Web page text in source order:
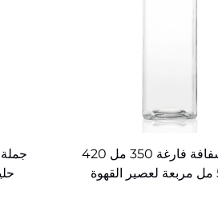
زجاجات شفافة فارغة 350 مل 420
مل 500 مل مربعة لعصير القهوة